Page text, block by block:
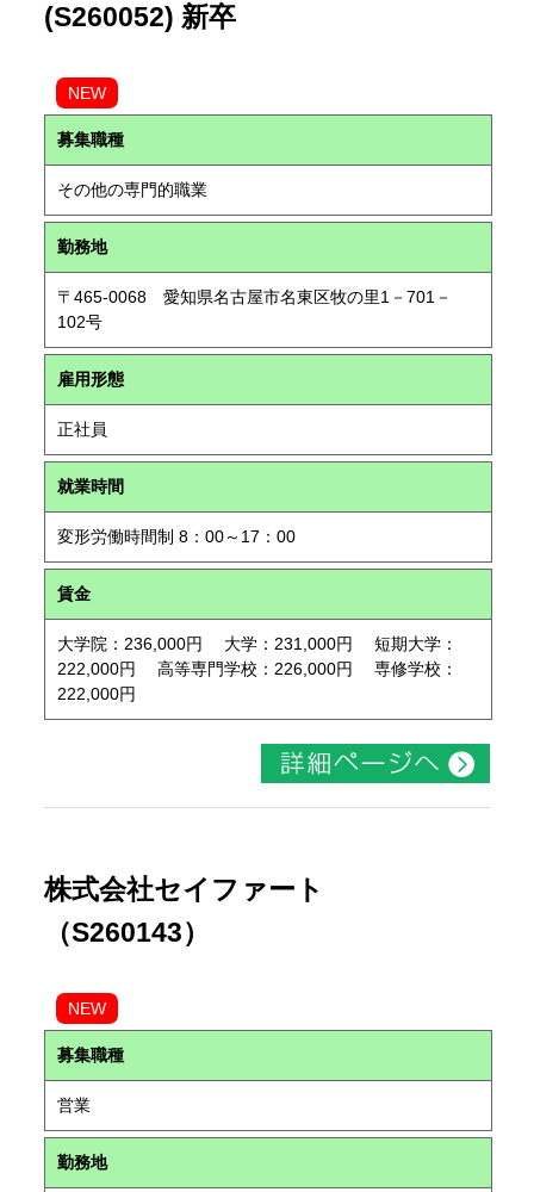
(S260052) 新卒
NEW
募集職種
その他の専門的職業
勤務地
〒465-0068 愛知県名古屋市名東区牧の里1－701－
102号
雇用形態
正社員
就業時間
変形労働時間制 8：00～17：00
賃金
大学院：236,000円 大学：231,000円 短期大学：
222,000円 高等専門学校：226,000円 専修学校：
222,000円
株式会社セイファート
（S260143）
NEW
募集職種
営業
勤務地